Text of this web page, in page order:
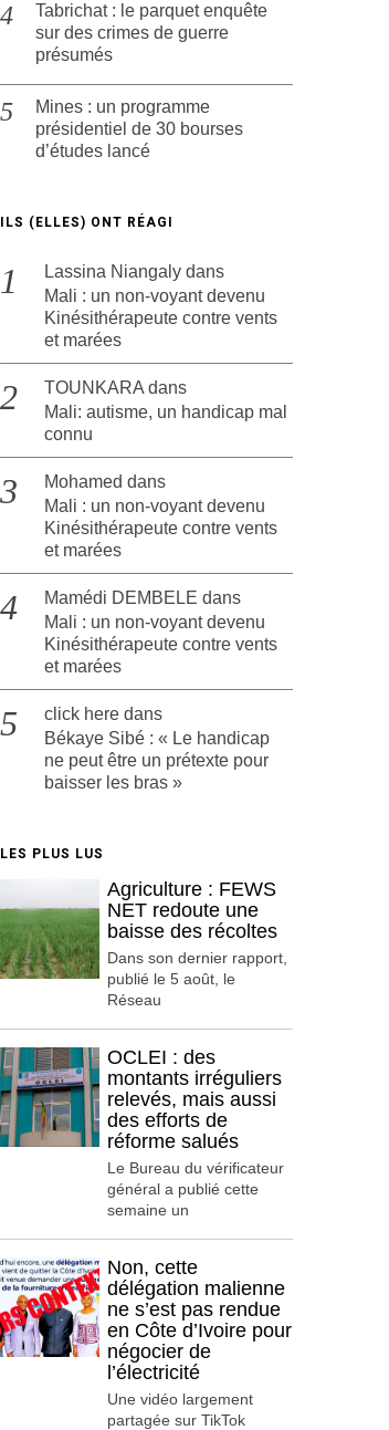
Tabrichat : le parquet enquête
sur des crimes de guerre
présumés
Mines : un programme
présidentiel de 30 bourses
d’études lancé
ILS (ELLES) ONT RÉAGI
Lassina Niangaly dans
Mali : un non-voyant devenu
Kinésithérapeute contre vents
et marées
TOUNKARA dans
Mali: autisme, un handicap mal
connu
Mohamed dans
Mali : un non-voyant devenu
Kinésithérapeute contre vents
et marées
Mamédi DEMBELE dans
Mali : un non-voyant devenu
Kinésithérapeute contre vents
et marées
click here dans
Békaye Sibé : « Le handicap
ne peut être un prétexte pour
baisser les bras »
LES PLUS LUS
Agriculture : FEWS
NET redoute une
baisse des récoltes
Dans son dernier rapport,
publié le 5 août, le
Réseau
OCLEI : des
montants irréguliers
relevés, mais aussi
des efforts de
réforme salués
Le Bureau du vérificateur
général a publié cette
semaine un
Non, cette
délégation malienne
ne s’est pas rendue
en Côte d’Ivoire pour
négocier de
l’électricité
Une vidéo largement
partagée sur TikTok